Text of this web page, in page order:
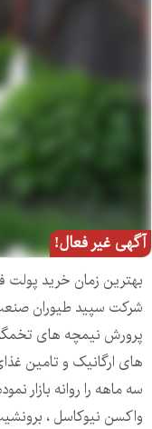
آگهی غیر فعال!
بهترین زمان خرید پولت
شرکت سپید طیوران
پرورش نیمچه های
های ارگانیک و تامین
سه ماهه را روانه بازار
واکسن نیوکاسل ،